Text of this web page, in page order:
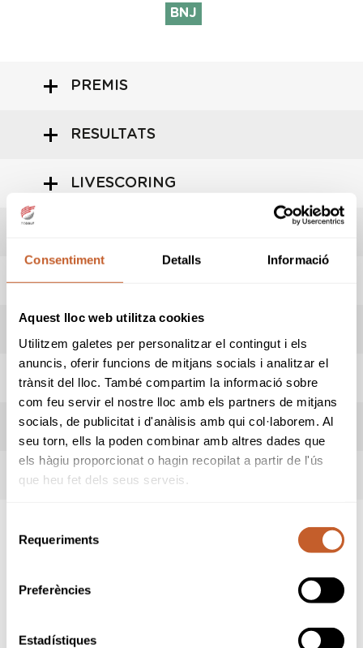
Consentiment Detalls Informació
Aquest lloc web utilitza cookies
Utilitzem galetes per personalitzar el contingut i els
anuncis, oferir funcions de mitjans socials i analitzar el
trànsit del lloc. També compartim la informació sobre
com feu servir el nostre lloc amb els partners de mitjans
socials, de publicitat i d'anàlisis amb qui col·laborem. Al
seu torn, ells la poden combinar amb altres dades que
els hàgiu proporcionat o hagin recopilat a partir de l'ús
que heu fet dels seus serveis.
Requeriments
Preferències
Estadístiques
BNJ
PREMIS
RESULTATS
LIVESCORING
ADMESOS/ES
REGLES LOCALS
TERMES DE LA COMPETICIÓ
INSCRITS